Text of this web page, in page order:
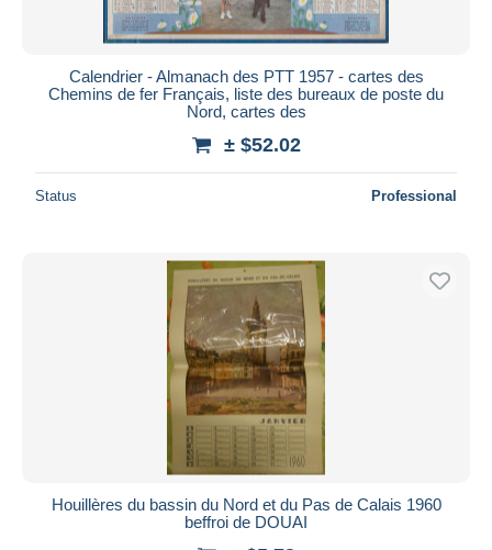
Calendrier - Almanach des PTT 1957 - cartes des
Chemins de fer Français, liste des bureaux de poste du
Nord, cartes des
± $52.02
Status Professional
Houillères du bassin du Nord et du Pas de Calais 1960
beffroi de DOUAI